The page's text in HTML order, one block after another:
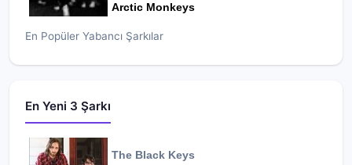
Arctic Monkeys
En Popüler Yabancı Şarkılar
En Yeni 3 Şarkı
The Black Keys